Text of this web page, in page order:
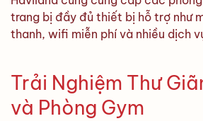
trang bị đầy đủ thiết bị hỗ trợ như
thanh, wifi miễn phí và nhiều dịch
Trải Nghiệm Thư
và Phòng Gym